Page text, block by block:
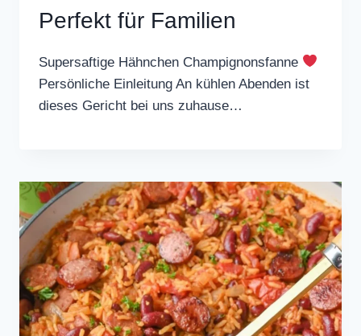
Perfekt für Familien
Supersaftige Hähnchen Champignonsfanne
Persönliche Einleitung An kühlen Abenden ist
dieses Gericht bei uns zuhause…